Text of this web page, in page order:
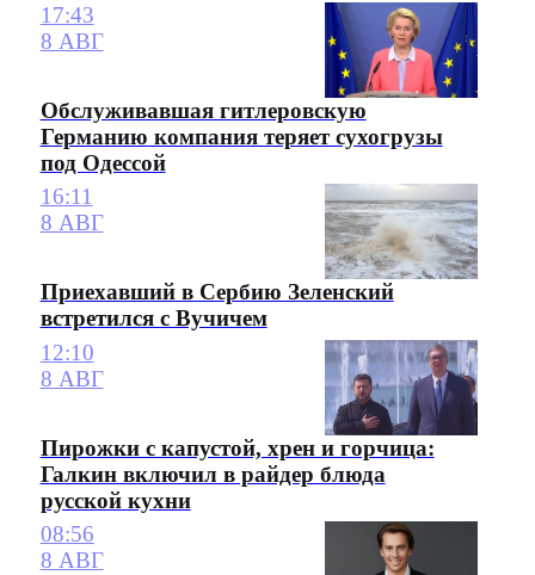
17:43
8 АВГ
Обслуживавшая гитлеровскую
Германию компания теряет сухогрузы
под Одессой
16:11
8 АВГ
Приехавший в Сербию Зеленский
встретился с Вучичем
12:10
8 АВГ
Пирожки с капустой, хрен и горчица:
Галкин включил в райдер блюда
русской кухни
08:56
8 АВГ